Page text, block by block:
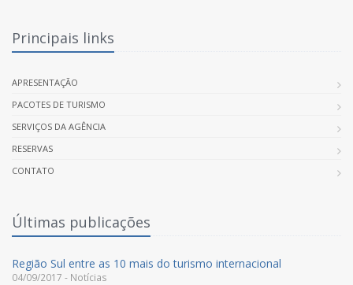
Principais links
APRESENTAÇÃO
PACOTES DE TURISMO
SERVIÇOS DA AGÊNCIA
RESERVAS
CONTATO
Últimas publicações
Região Sul entre as 10 mais do turismo internacional
04/09/2017 - Notícias